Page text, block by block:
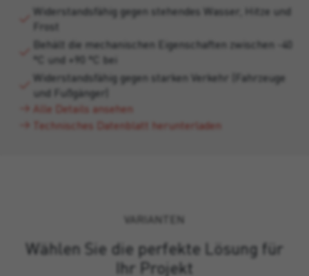
Widerstandsfähig gegen stehendes Wasser, Hitze und
Frost
Behält die mechanischen Eigenschaften zwischen -40
°C und +90 °C bei
Widerstandsfähig gegen starken Verkehr (Fahrzeuge
und Fußgänger)
Alle Details ansehen
Technisches Datenblatt herunterladen
VARIANTEN
Wählen Sie die perfekte Lösung für
Ihr Projekt